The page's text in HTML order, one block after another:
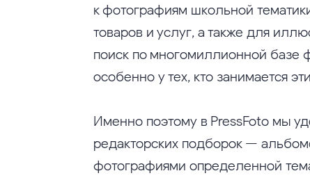
к фотографиям школьной
товаров и услуг, а также для
поиск по многомиллионной базе
особенно у тех, кто занимается
Именно поэтому в PressFoto мы
редакторских подборок —
фотографиями определенной